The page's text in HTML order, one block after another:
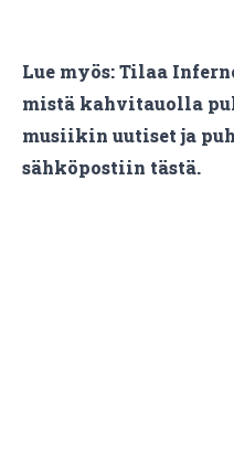
Lue myös:Tilaa
mistä kahvitauolla
musiikin uutiset ja
sähköpostiin tästä.